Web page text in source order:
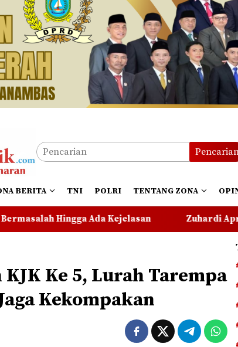
BERITA TNI POLRI TENTANG ZONA
Zuhardi Apresiasi Kehadiran Pekerja
Ke 5, Lurah Tarempa
Kekompakan